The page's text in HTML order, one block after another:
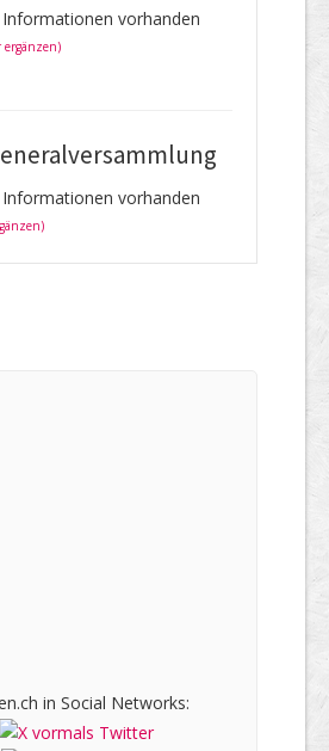
vorhanden
ergänzen)
vorhanden
in Social Networks: